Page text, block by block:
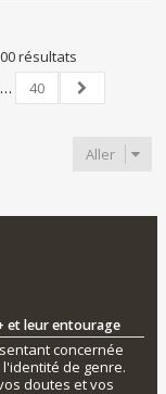
résultats
…
40
Suivant
Aller
et leur entourage
concernée
de genre.
doutes et vos